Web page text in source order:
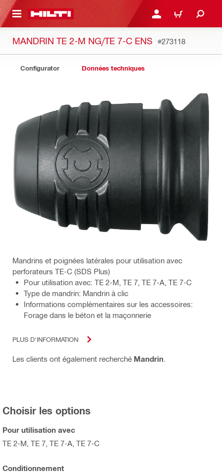
SE CONNECTER OU
PANIER
MANDRIN TE 2-M NG/TE 7-C ENS #273118
Configurator Données techniques
Mandrins et poignées latérales pour utilisation avec
perforateurs TE-C (SDS Plus)
Pour utilisation avec: TE 2-M, TE 7, TE 7-A, TE 7-C
Type de mandrin: Mandrin à clic
Informations complémentaires sur les accessoires:
Forage dans le béton et la maçonnerie
PLUS D'INFORMATION
Les clients ont également recherché Mandrin
Choisir les options
Pour utilisation avec
TE 2-M, TE 7, TE 7-A, TE 7-C
Conditionnement